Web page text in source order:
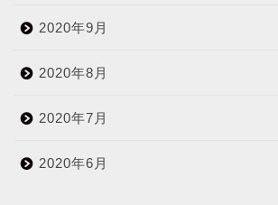
2020年9月
2020年8月
2020年7月
2020年6月